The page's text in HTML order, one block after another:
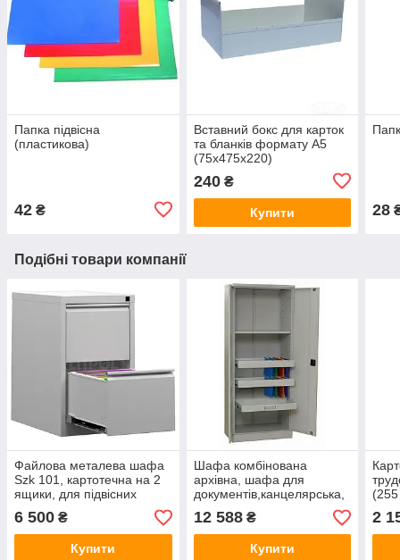
Папка підвісна
(пластикова)
42 ₴
Вставний бокс для карток
та бланків формату А5
(75х475х220)
240₴
Купити 28
Подібні товари компанії
Файлова металева шафа
Szk 101, картотечна на 2
ящики, для підвісних
папок, формат А4,
центральний замок
6 500 ₴
Купити
Шафа комбінована
архівна, шафа для
документів,канцелярська,
шафа металева з
ключовим замком
ШКГ-10/1П/2Р/Ш
1970(в)х1000(ш)х455(гл)
12 588₴
Купити
2